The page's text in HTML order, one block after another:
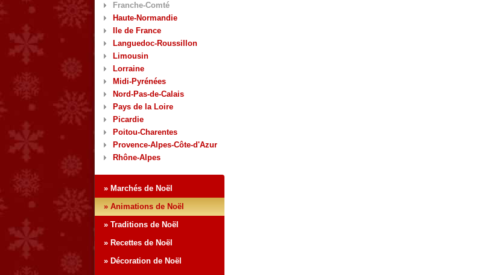
Franche-Comté
Haute-Normandie
Ile de France
Languedoc-Roussillon
Limousin
Lorraine
Midi-Pyrénées
Nord-Pas-de-Calais
Pays de la Loire
Picardie
Poitou-Charentes
Provence-Alpes-Côte-d'Azur
Rhône-Alpes
» Marchés de Noël
» Animations de Noël
» Traditions de Noël
» Recettes de Noël
» Décoration de Noël